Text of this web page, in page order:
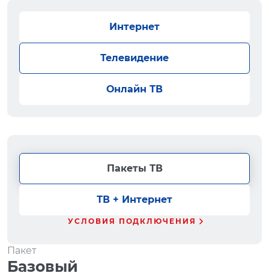
Интернет
Телевидение
Онлайн ТВ
Пакеты ТВ
ТВ + Интернет
УСЛОВИЯ ПОДКЛЮЧЕНИЯ
Пакет
Базовый